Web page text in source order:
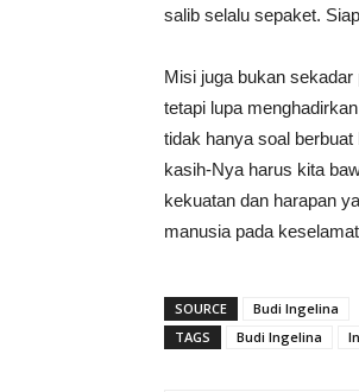
salib selalu sepaket.
Misi juga bukan
tetapi lupa
tidak hanya soal
kasih-Nya harus kita
kekuatan dan harapan
manusia pada
SOURCE
Budi Ingelina
TAGS
Budi Ingelina